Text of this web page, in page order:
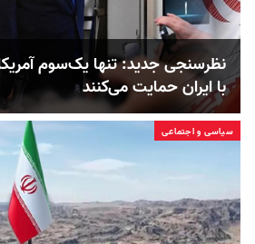
نظرسنجی جدید: تنها یک‌سوم
با ایران حمایت می‌کنند
سیاسی و اجتماعی